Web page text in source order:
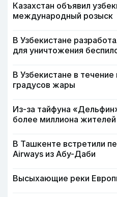
Казахстан объявил
международный розыск
В Узбекистане
для уничтожения
В Узбекистане в
градусов жары
Из-за тайфуна
более миллиона жителей
В Ташкенте встретили
Airways из Абу-Даби
Высыхающие реки